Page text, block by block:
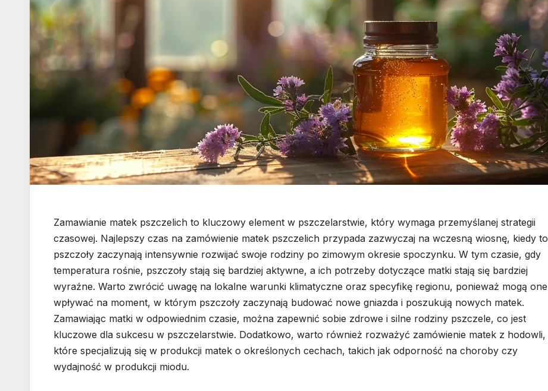
Zamawianie matek pszczelich to kluczowy element w pszczelarstwie, który wymaga przemyślanej strategii
czasowej. Najlepszy czas na zamówienie matek pszczelich przypada zazwyczaj na wczesną wiosnę, kiedy to
pszczoły zaczynają intensywnie rozwijać swoje rodziny po zimowym okresie spoczynku. W tym czasie, gdy
temperatura rośnie, pszczoły stają się bardziej aktywne, a ich potrzeby dotyczące matki stają się bardziej
wyraźne. Warto zwrócić uwagę na lokalne warunki klimatyczne oraz specyfikę regionu, ponieważ mogą one
wpływać na moment, w którym pszczoły zaczynają budować nowe gniazda i poszukują nowych matek.
Zamawiając matki w odpowiednim czasie, można zapewnić sobie zdrowe i silne rodziny pszczele, co jest
kluczowe dla sukcesu w pszczelarstwie. Dodatkowo, warto również rozważyć zamówienie matek z hodowli,
które specjalizują się w produkcji matek o określonych cechach, takich jak odporność na choroby czy
wydajność w produkcji miodu.